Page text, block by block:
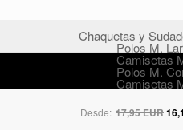
Chaquetas y
Polos M.
Camisetas
Polos M.
Camisetas
Desde: 17,95 EUR